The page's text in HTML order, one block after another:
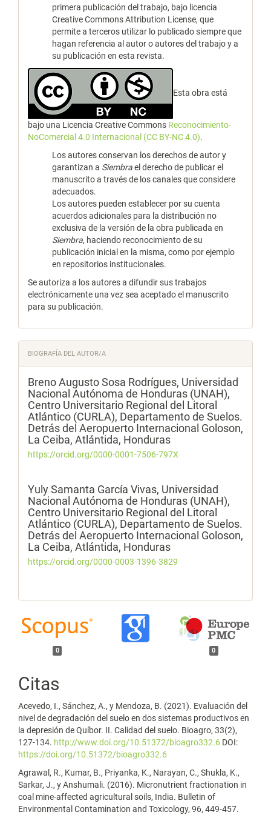
primera publicación del trabajo, bajo licencia
Creative Commons Attribution License, que
permite a terceros utilizar lo publicado siempre que
hagan referencia al autor o autores del trabajo y a
su publicación en esta revista.
Esta obra está
bajo una Licencia Creative Commons Reconocimiento-
NoComercial 4.0 Internacional (CC BY-NC 4.0).
Los autores conservan los derechos de autor y
garantizan a Siembrael derecho de publicar el
manuscrito a través de los canales que considere
adecuados.
Los autores pueden establecer por su cuenta
acuerdos adicionales para la distribución no
exclusiva de la versión de la obra publicada en
Siembra, haciendo reconocimiento de su
publicación inicial en la misma, como por ejemplo
en repositorios institucionales.
Se autoriza a los autores a difundir sus trabajos
electrónicamente una vez sea aceptado el manuscrito
para su publicación.
BIOGRAFÍA DEL AUTOR/A
Breno Augusto Sosa Rodrígues, Universidad
Nacional Autónoma de Honduras (UNAH),
Centro Universitario Regional del Litoral
Atlántico (CURLA), Departamento de Suelos.
Detrás del Aeropuerto Internacional Goloson,
La Ceiba, Atlántida, Honduras
https://orcid.org/0000-0001-7506-797X
Yuly Samanta García Vivas, Universidad
Nacional Autónoma de Honduras (UNAH),
Centro Universitario Regional del Litoral
Atlántico (CURLA), Departamento de Suelos.
Detrás del Aeropuerto Internacional Goloson,
La Ceiba, Atlántida, Honduras
https://orcid.org/0000-0003-1396-3829
0 0
Citas
Acevedo, I., Sánchez, A., y Mendoza, B. (2021). Evaluación del
nivel de degradación del suelo en dos sistemas productivos en
la depresión de Quíbor. II. Calidad del suelo. Bioagro, 33(2),
127-134. http://www.doi.org/10.51372/bioagro332.6 DOI:
https://doi.org/10.51372/bioagro332.6
Agrawal, R., Kumar, B., Priyanka, K., Narayan, C., Shukla, K.,
Sarkar, J., y Anshumali. (2016). Micronutrient fractionation in
coal mine-affected agricultural soils, India. Bulletin of
Environmental Contamination and Toxicology, 96, 449-457.